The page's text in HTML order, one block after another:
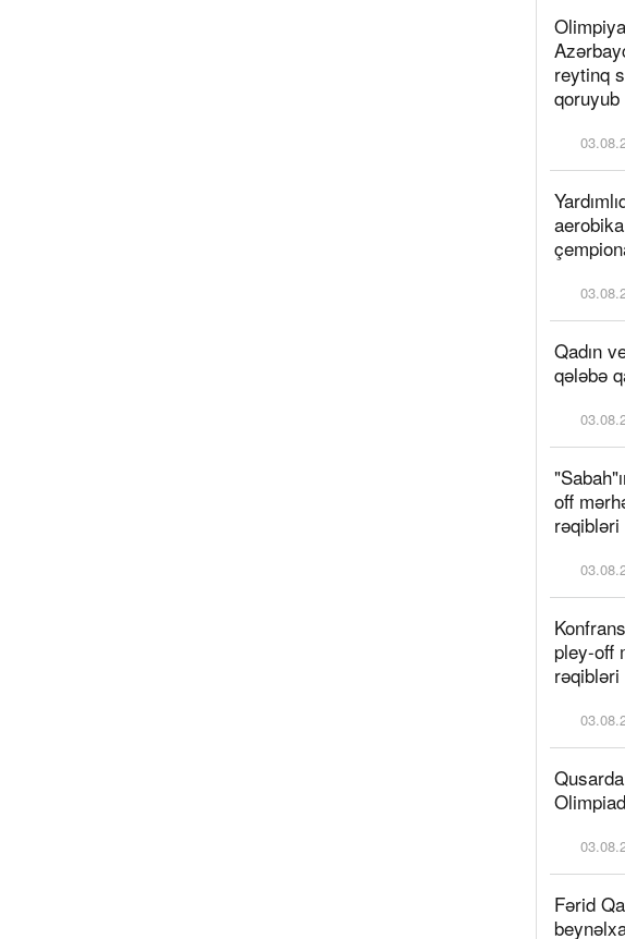
reytinq
qoruyub
Qadın
qələbə
off
pley-off
Fərid